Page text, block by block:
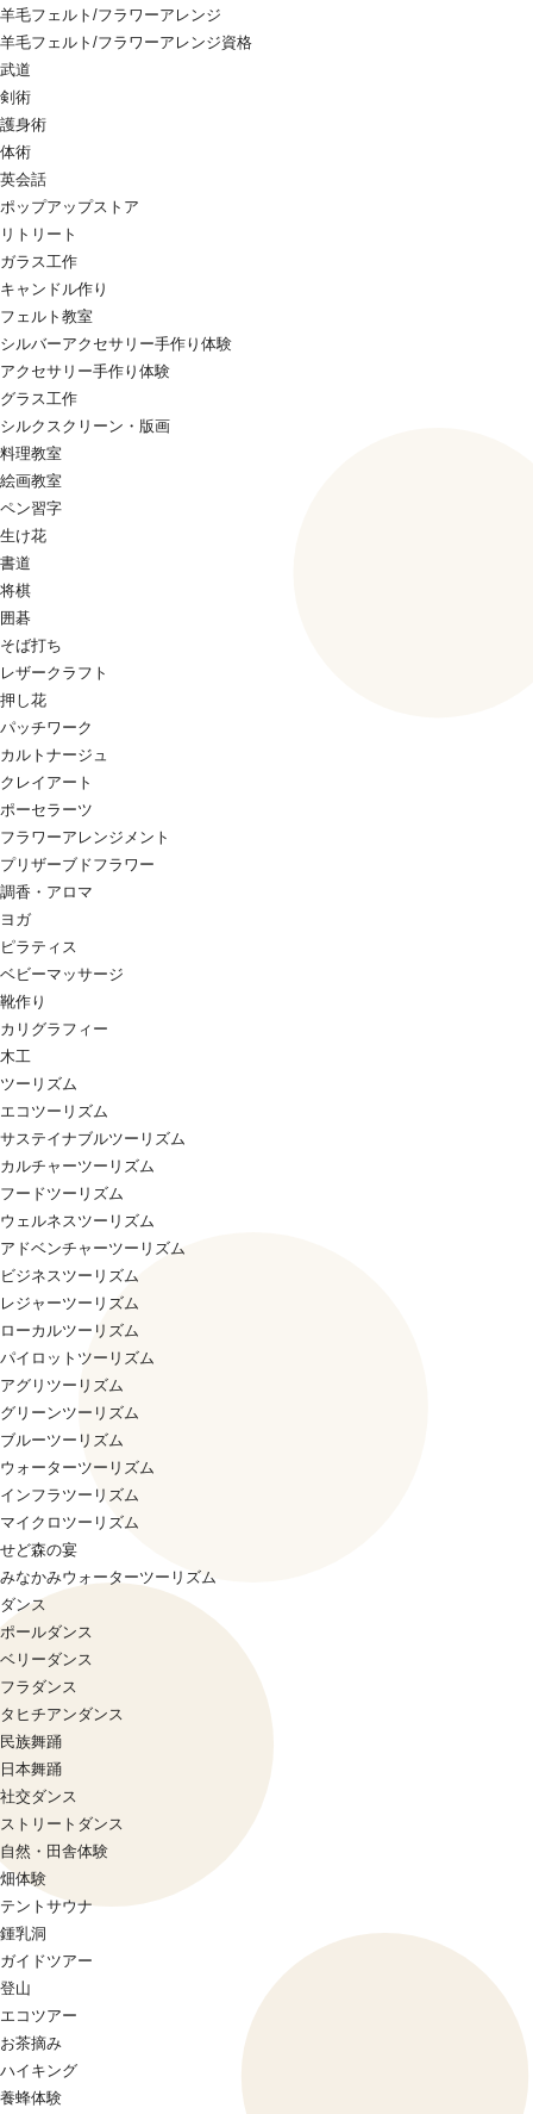
羊毛フェルト/フラワーアレンジ
羊毛フェルト/フラワーアレンジ資格
武道
剣術
護身術
体術
英会話
ポップアップストア
リトリート
ガラス工作
キャンドル作り
フェルト教室
シルバーアクセサリー手作り体験
アクセサリー手作り体験
グラス工作
シルクスクリーン・版画
料理教室
絵画教室
ペン習字
生け花
書道
将棋
囲碁
そば打ち
レザークラフト
押し花
パッチワーク
カルトナージュ
クレイアート
ポーセラーツ
フラワーアレンジメント
プリザーブドフラワー
調香・アロマ
ヨガ
ピラティス
ベビーマッサージ
靴作り
カリグラフィー
木工
ツーリズム
エコツーリズム
サステイナブルツーリズム
カルチャーツーリズム
フードツーリズム
ウェルネスツーリズム
アドベンチャーツーリズム
ビジネスツーリズム
レジャーツーリズム
ローカルツーリズム
パイロットツーリズム
アグリツーリズム
グリーンツーリズム
ブルーツーリズム
ウォーターツーリズム
インフラツーリズム
マイクロツーリズム
せど森の宴
みなかみウォーターツーリズム
ダンス
ポールダンス
ベリーダンス
フラダンス
タヒチアンダンス
民族舞踊
日本舞踊
社交ダンス
ストリートダンス
自然・田舎体験
畑体験
テントサウナ
鍾乳洞
ガイドツアー
登山
エコツアー
お茶摘み
ハイキング
養蜂体験